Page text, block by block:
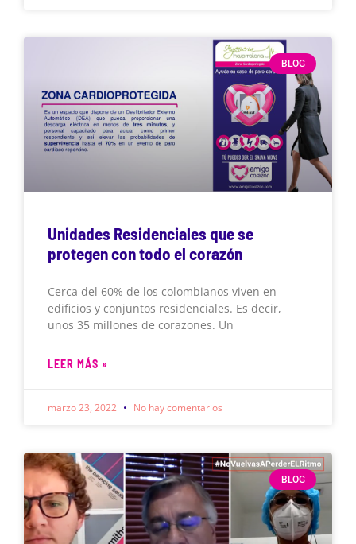
BLOG
Unidades Residenciales que se
protegen con todo el corazón
Cerca del 60% de los colombianos viven en
edificios y conjuntos residenciales. Es decir,
unos 35 millones de corazones. Un
LEER MÁS »
marzo 23, 2022 No hay comentarios
BLOG